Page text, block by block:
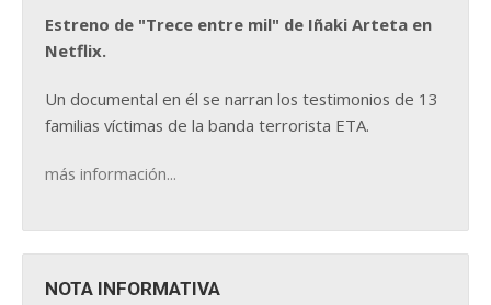
Estreno de "Trece entre mil" de Iñaki Arteta en
Netflix.
Un documental en él se narran los testimonios de 13
familias víctimas de la banda terrorista ETA.
más información...
NOTA INFORMATIVA